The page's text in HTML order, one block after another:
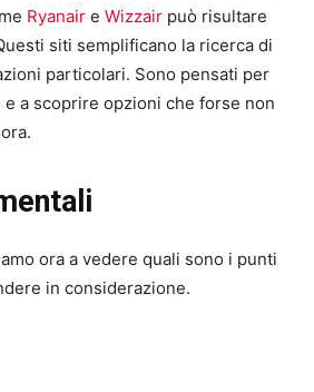
Ryanair e Wizzair può risultare
siti semplificano la ricerca di
particolari. Sono pensati per
a scoprire opzioni che forse non
ora a vedere quali sono i punti
in considerazione.